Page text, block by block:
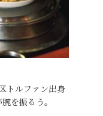
トルファン出身
を振るう。